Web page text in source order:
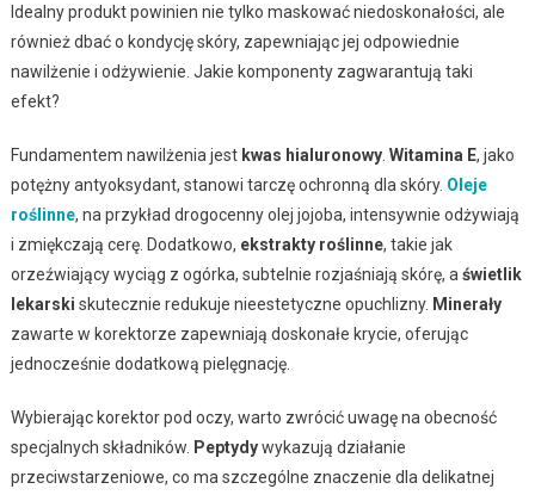
Idealny produkt powinien nie tylko maskować niedoskonałości, ale
również dbać o kondycję skóry, zapewniając jej odpowiednie
nawilżenie i odżywienie. Jakie komponenty zagwarantują taki
efekt?
Fundamentem nawilżenia jest kwas hialuronowy. Witamina E, jako
potężny antyoksydant, stanowi tarczę ochronną dla skóry. Oleje
roślinne, na przykład drogocenny olej jojoba, intensywnie odżywiają
i zmiękczają cerę. Dodatkowo, ekstrakty roślinne, takie jak
orzeźwiający wyciąg z ogórka, subtelnie rozjaśniają skórę, a świetlik
lekarski skutecznie redukuje nieestetyczne opuchlizny. Minerały
zawarte w korektorze zapewniają doskonałe krycie, oferując
jednocześnie dodatkową pielęgnację.
Wybierając korektor pod oczy, warto zwrócić uwagę na obecność
specjalnych składników. Peptydywykazują działanie
przeciwstarzeniowe, co ma szczególne znaczenie dla delikatnej